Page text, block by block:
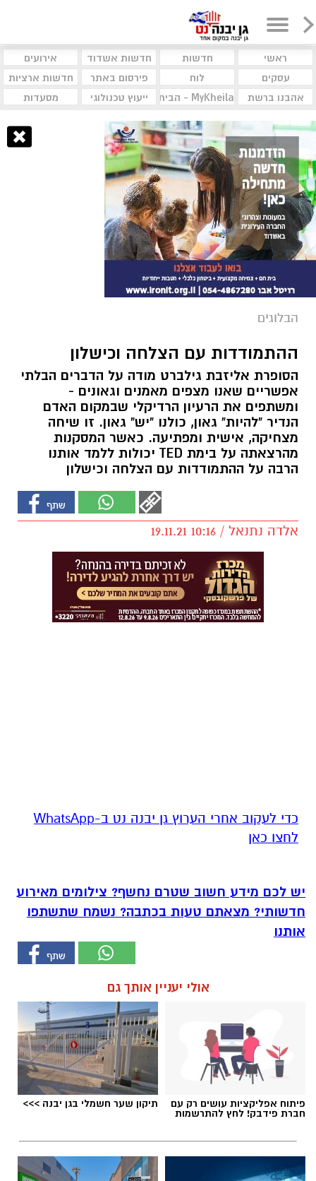
ראשי חדשות חדשות אשדוד
אירועים
עסקים
לוח פירסום באתר
חדשות ארציות
אהבנו ברשת
MyKheila - הבית לעסקים וקהילות ייעוץ טכנולוגי מסעדות
הבלוגים
ההתמודדות עם הצלחה וכישלון
הסופרת אליזבת גילברט מודה על הדברים הבלתי
אפשריים שאנו מצפים מאמנים וגאונים -
ומשתפים את הרעיון הרדיקלי שבמקום האדם
הנדיר "להיות" גאון, כולנו "יש" גאון. זו שיחה
מצחיקה, אישית ומפתיעה. כאשר המסקנות
מהרצאתה על בימת TED יכולות ללמד אותנו
הרבה על ההתמודדות עם הצלחה וכישלון
אלדה נתנאל / 10:16 19.11.21
‏כדי לעקוב אחרי הערוץ גן יבנה נט ב-WhatsApp
לחצו כאן
יש לכם מידע חשוב שטרם נחשף? צילומים מאירוע
חדשותי? מצאתם טעות בכתבה? נשמח שתשתפו
אותנו
אולי יעניין אותך גם
פיתוח אפליקציות עושים רק עם
חברת פידבק! לחץ להתרשמות
תיקון שער חשמלי בגן יבנה >>>